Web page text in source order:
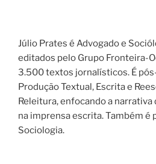
Júlio Prates é Advogado e
editados pelo Grupo Fronteira-
3.500 textos jornalísticos. É
Produção Textual, Escrita e
Releitura, enfocando a
na imprensa escrita. Também é
Sociologia.